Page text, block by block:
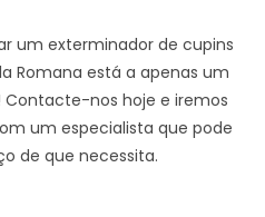
um exterminador de cupins
Romana está a apenas um
nos hoje e iremos
um especialista que pode
de que necessita.